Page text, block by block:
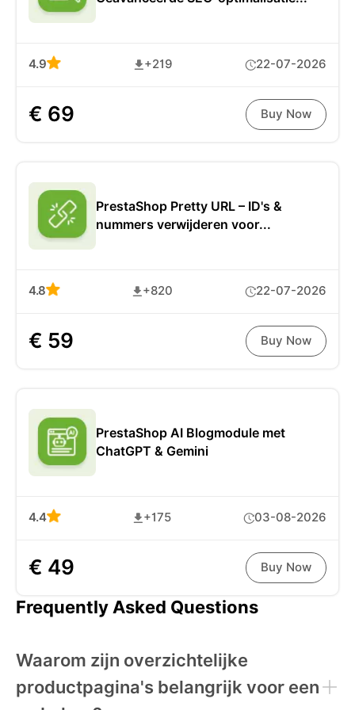
4.9 +219 22-07-2026
€ 69 Buy Now
PrestaShop Pretty URL – ID's &
nummers verwijderen voor...
4.8 +820 22-07-2026
€ 59 Buy Now
PrestaShop AI Blogmodule met
ChatGPT & Gemini
4.4 +175 03-08-2026
€ 49 Buy Now
Frequently Asked Questions
Waarom zijn overzichtelijke
productpagina's belangrijk voor een